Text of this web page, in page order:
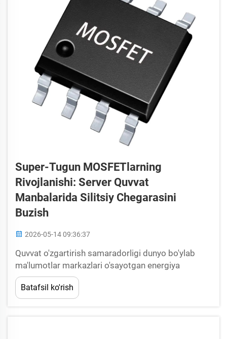
Super-Tugun MOSFETlarning
Rivojlanishi: Server Quvvat
Manbalarida Silitsiy Chegarasini
Buzish
2026-05-14 09:36:37
Quvvat o'zgartirish samaradorligi dunyo bo'ylab
ma'lumotlar markazlari o'sayotgan energiya
xarajatlari va issiqlik boshqaruvi muammolari bilan
kurashayotganda server quvvat ta'minot qurilmalari
uchun aniqlanuvchi me'yor bo'lib qolmoqda. Bu
Batafsil ko'rish